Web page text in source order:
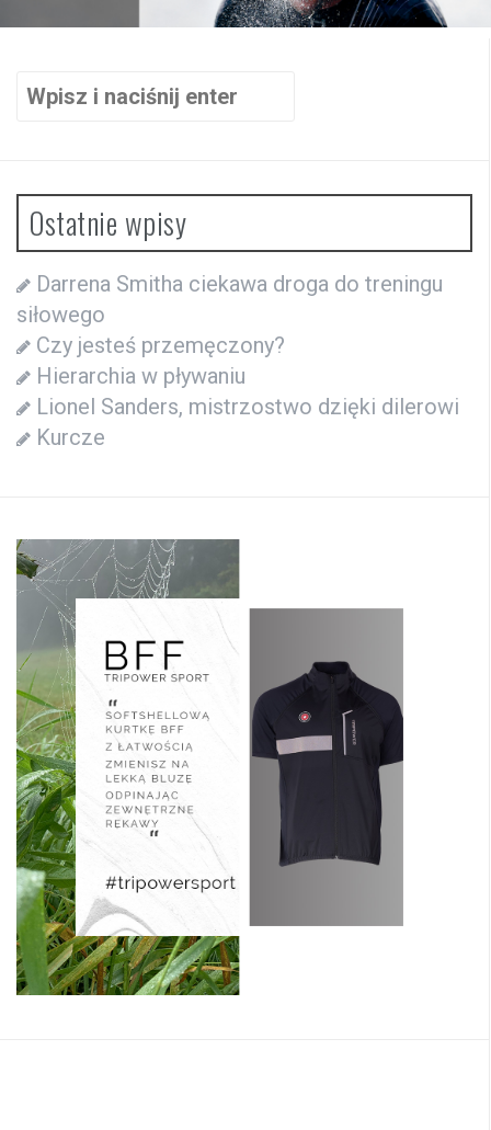
Szukaj:
Ostatnie wpisy
Darrena Smitha ciekawa droga do treningu
siłowego
Czy jesteś przemęczony?
Hierarchia w pływaniu
Lionel Sanders, mistrzostwo dzięki dilerowi
Kurcze